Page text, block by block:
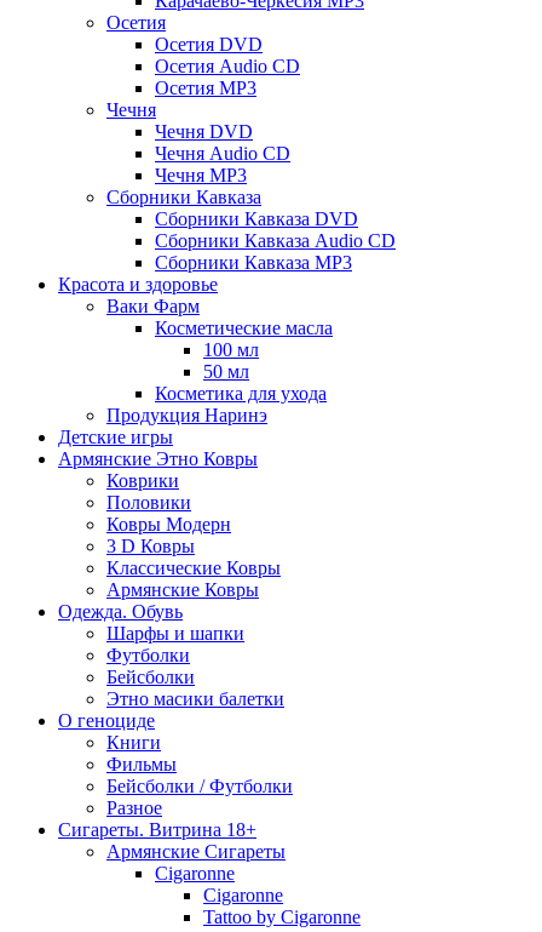
Осетия
Осетия DVD
Осетия Audio CD
Осетия MP3
Чечня
Чечня DVD
Чечня Audio CD
Чечня MP3
Сборники Кавказа
Сборники Кавказа DVD
Сборники Кавказа Audio CD
Сборники Кавказа MP3
Красота и здоровье
Ваки Фарм
Косметические масла
100 мл
50 мл
Косметика для ухода
Продукция Наринэ
Детские игры
Армянские Этно Ковры
Коврики
Половики
Ковры Модерн
3 D Ковры
Классические Ковры
Армянские Ковры
Одежда. Обувь
Шарфы и шапки
Футболки
Бейсболки
Этно масики балетки
О геноциде
Книги
Фильмы
Бейсболки / Футболки
Разное
Сигареты. Витрина 18+
Армянские Сигареты
Cigaronne
Cigaronne
Tattoo by Cigaronne